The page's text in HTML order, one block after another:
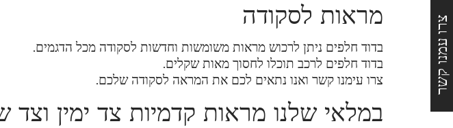
מראות לסקודה
בדוד חלפים ניתן לרכוש מראות משומשות וחדשות לסקודה מכל הדגמים.
בדוד חלפים לרכב תוכלו לחסוך מאות שקלים.
צרו עימנו קשר ואנו נתאים לכם את המראה לסקודה שלכם.
במלאי שלנו מראות קדמיות צד ימין
צרו עמנו קשר